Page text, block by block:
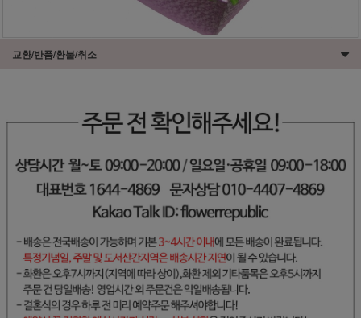
교환/반품/환불/취소